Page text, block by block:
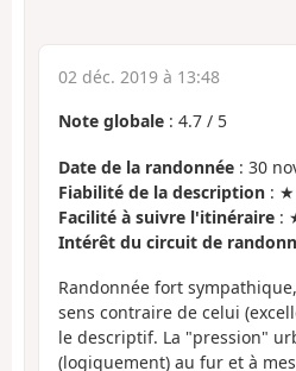
02 déc. 2019 à 13:48
Note globale : 4.7 / 5
Date de la randonnée : 30
Fiabilité de la description :
Facilité à suivre l'itinéraire :
Intérêt du circuit de
Randonnée fort
sens contraire de celui
le descriptif. La "pression"
(logiquement) au fur et à